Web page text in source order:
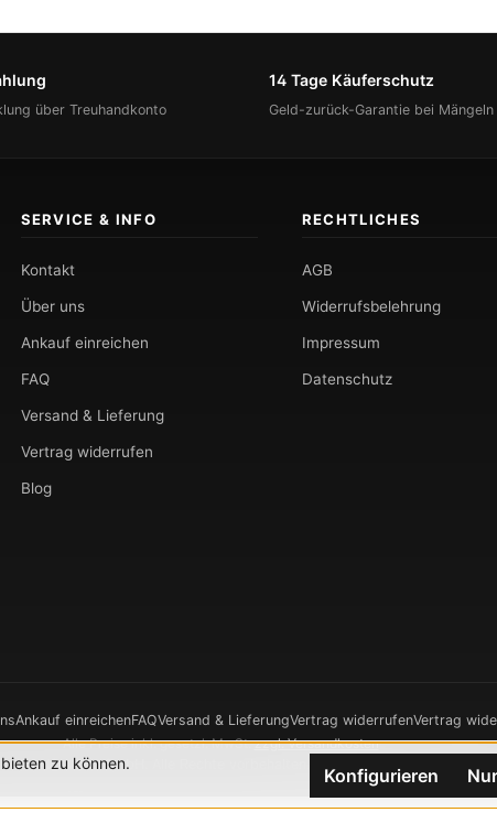
über Treuhandkonto
14 Tage Käuferschutz
Geld-zurück-Garantie bei Mängeln
SERVICE & INFO
Kontakt
Über uns
Ankauf einreichen
FAQ
Versand & Lieferung
Vertrag widerrufen
Blog
RECHTLICHES
AGB
Widerrufsbelehrung
Impressum
Datenschutz
Ankauf einreichenFAQVersand & LieferungVertrag widerrufenVertrag
Alle Preise inkl. gesetzl. MwSt.zzgl. Versandkosten
GmbH. Alle Rechte vorbehalten.
Realisierung durch
zu können.
Konfigurieren